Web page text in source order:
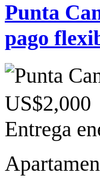
Punta
pago